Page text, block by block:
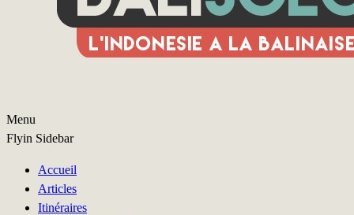
Menu
Flyin Sidebar
Accueil
Articles
Itinéraires